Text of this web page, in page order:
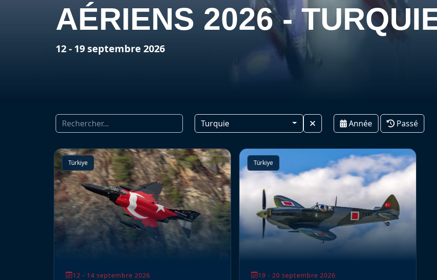
AÉRIENS 2026 -
12 - 19 septembre 2026
Turquie Année Passé
Türkiye
12 - 14 septembre 2026
Türkiye
19 - 20 septembre 2026